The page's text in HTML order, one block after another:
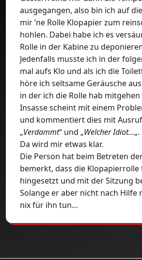
ausgegangen, also bin ich auf
mir ’ne Rolle Klopapier zum
hohlen. Dabei habe ich es
Rolle in der Kabine zu
Jedenfalls musste ich in der
mal aufs Klo und als ich die
höre ich seltsame Geräusche
in der ich die Rolle hab mitgehen
Insasse scheint mit einem
und kommentiert dies mit
„Verdammt“ und „Welcher Idiot…„.
Da wird mir etwas klar.
Die Person hat beim Betreten
bemerkt, dass die Klopapierrolle
hingesetzt und mit der Sitzung
Solange er aber nicht nach Hilfe
nix für ihn tun…